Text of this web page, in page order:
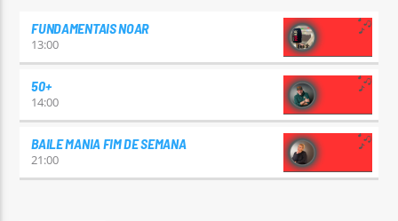
FUNDAMENTAIS NOAR
13:00
50+
14:00
BAILE MANIA FIM DE SEMANA
21:00